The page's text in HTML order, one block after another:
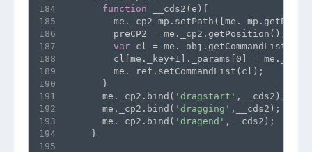
184
185
186
187
188
189
190
191
192
193
194
195
function __cds2(e){
        preCP2 = me._cp2.getPosition();
var cl = me._obj.getCommandList();
cl[me._key+1]._params[0] =
        me._ref.setCommandList(cl);
      }
      me._cp2.bind(
'dragstart' ,__cds2);
      me._cp2.bind(
'dragging' ,__cds2);
      me._cp2.bind(
'dragend' ,__cds2);
    }